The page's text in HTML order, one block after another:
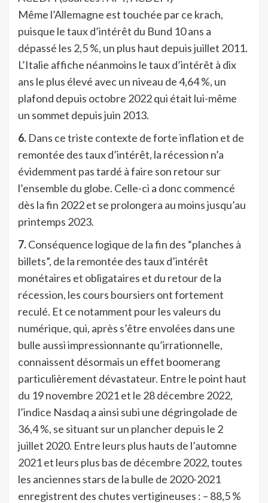
Même l’Allemagne est touchée par ce krach,
puisque le taux d’intérêt du Bund 10 ans a
dépassé les 2,5 %, un plus haut depuis juillet 2011.
L’Italie affiche néanmoins le taux d’intérêt à dix
ans le plus élevé avec un niveau de 4,64 %, un
plafond depuis octobre 2022 qui était lui-même
un sommet depuis juin 2013.
6. Dans ce triste contexte de forte inflation et de
remontée des taux d’intérêt, la récession n’a
évidemment pas tardé à faire son retour sur
l’ensemble du globe. Celle-ci a donc commencé
dès la fin 2022 et se prolongera au moins jusqu’au
printemps 2023.
7.Conséquence logique de la fin des “planches à
billets”, de la remontée des taux d’intérêt
monétaires et obligataires et du retour de la
récession, les cours boursiers ont fortement
reculé. Et ce notamment pour les valeurs du
numérique, qui, après s’être envolées dans une
bulle aussi impressionnante qu’irrationnelle,
connaissent désormais un effet boomerang
particulièrement dévastateur. Entre le point haut
du 19 novembre 2021 et le 28 décembre 2022,
l’indice Nasdaq a ainsi subi une dégringolade de
36,4 %, se situant sur un plancher depuis le 2
juillet 2020. Entre leurs plus hauts de l’automne
2021 et leurs plus bas de décembre 2022, toutes
les anciennes stars de la bulle de 2020-2021
enregistrent des chutes vertigineuses : – 88,5 %